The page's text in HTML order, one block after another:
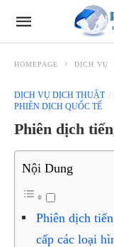
HOMEPAGE DỊCH VỤ
DỊCH VỤ DỊCH THUẬT
PHIÊN DỊCH QUỐC TẾ
Phiên dịch
Nội Dung
Phiên dịch
cấp các loại